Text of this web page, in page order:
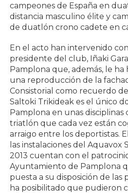
campeones de España en
distancia masculino élite y
de duatlón crono cadete en
En el acto han intervenido
presidente del club, Iñaki
Pamplona que, además, le
una reproducción de la
Consistorial como recuerdo de
Saltoki Trikideak es el único
Pamplona en unas
triatlón que cada vez están
arraigo entre los deportistas.
las instalaciones del Aquavox
2013 cuentan con el
Ayuntamiento de Pamplona
puesta a su disposición de las
ha posibilitado que pudieron